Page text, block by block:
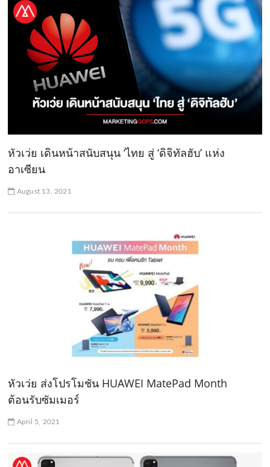
หัวเว่ย เดินหน้าสนับสนุน ‘ไทย สู่ ‘ดิจิทัลฮับ’ แห่ง
อาเซียน
August 13, 2021
หัวเว่ย ส่งโปรโมชัน HUAWEI MatePad Month
ต้อนรับซัมเมอร์
April 5, 2021